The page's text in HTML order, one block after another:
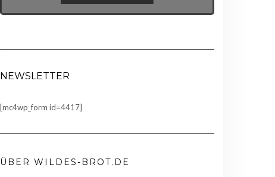
NEWSLETTER
[mc4wp_form id=4417]
ÜBER WILDES-BROT.DE